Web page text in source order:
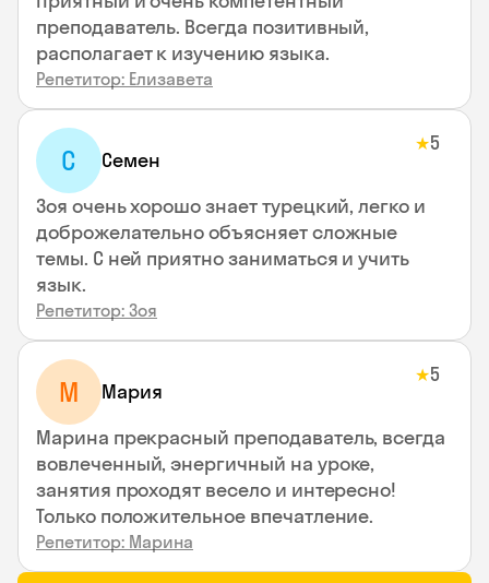
преподаватель. Всегда позитивный,
располагает к изучению языка.
Репетитор: Елизавета
С Семен
★5
Зоя очень хорошо знает турецкий, легко и
доброжелательно объясняет сложные
темы. С ней приятно заниматься и учить
язык.
Репетитор: Зоя
М Мария
★5
Марина прекрасный преподаватель, всегда
вовлеченный, энергичный на уроке,
занятия проходят весело и интересно!
Только положительное впечатление.
Репетитор: Марина